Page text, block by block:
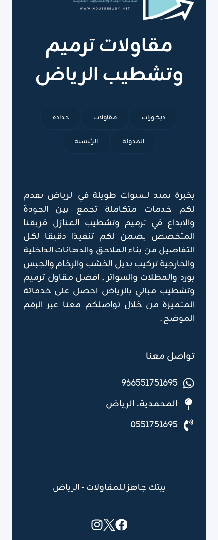
الرياض
مقاولات ترميم
وتشطيب الرياض
ديكورات مقاولات حدادة
المدونة الرئيسية
بخبرة تمتد لسنوات طويلة في الرياض نقدم
لكم خدمات متكاملة تجمع بين الجودة
والابداع في ترميم وتشطيب المنازل فريقنا
المتخصص يضمن لكم تنفيذا دقيقا لكل
التفاصيل من بناء الملاحق والدهانات الداخلية
والخارجية تركيب بديل الخشب والرخام والجبس
بورد والمظلات والسواتر , افضل مقاول ترميم
وتشطيب مباني بالرياض احصل على خدماتة
المتميزة من خلال تواصلكم معنا عبر الرقم
الموضح .
تواصل معنا
966551751695
المحمدية، الرياض
0551751695
بيتك جاهز للمقاولات - الرياض